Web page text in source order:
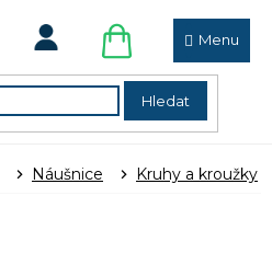
Hledat
NÁKUPNÍ
KOŠÍK
Náušnice Kruhy a kroužky